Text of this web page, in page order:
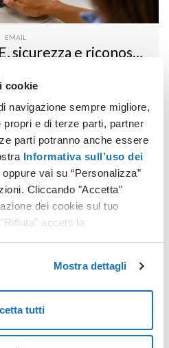
cookie
navigazione sempre migliore,
e di terze parti, partner
parti potranno anche essere
Informativa sull’uso dei
vai su “Personalizza”
Cliccando "Accetta"
dei cookie sul tuo
accetti la
Mostra dettagli
tutti
EMAIL
Certificati S/MIME, sicurezza e riconoscibilità
dei certificati S/MIME consente
crittografate, a vantaggio della
delle organizzazioni, grazie a
abilitare una connettività email
la security.
tutto